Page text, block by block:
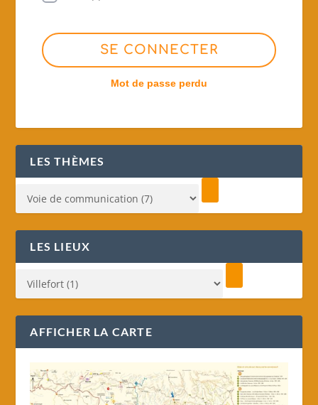
SE CONNECTER
Mot de passe perdu
LES THÈMES
LES LIEUX
AFFICHER LA CARTE